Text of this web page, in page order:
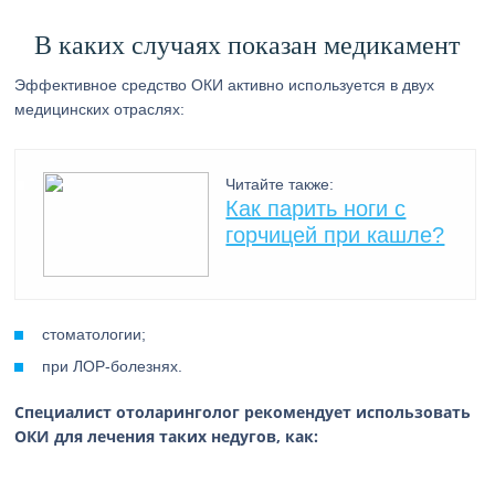
В каких случаях показан медикамент
Эффективное средство ОКИ активно используется в двух
медицинских отраслях:
Читайте также:
Как парить ноги с
горчицей при кашле?
стоматологии;
при ЛОР-болезнях.
Специалист отоларинголог рекомендует использовать
ОКИ для лечения таких недугов, как: